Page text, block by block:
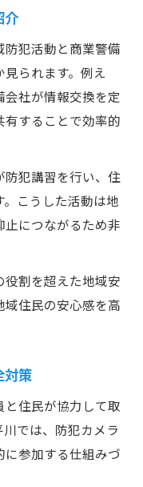
介
犯活動と商業警備
られます。例え
社が情報交換を定
することで効率的
防犯講習を行い、住
こうした活動は地
につながるため非
役割を超えた地域安
住民の安心感を高
対策
住民が協力して取
では、防犯カメラ
参加する仕組みづ